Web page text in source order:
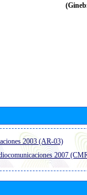
2003 (AR-03)
2007